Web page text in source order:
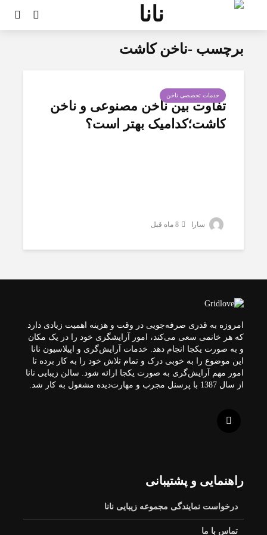
برچسب -ناخن کاشت
خدمات تخصصی ناخن
تفاوت بین ناخن مصنوعی و ناخن
کاشت؛کدامیک بهتر است؟
سارا 8 ماه قبل
امروزه به قدری صرفه‌جویی در وقت و هزینه اهمیت زیادی دارد
که هر خانمی سعی می‌کند، امور آرایشگری خود را در یک مکان
و به صورت یکجا انجام دهد. خدمات آرایش‌گری و اپیلاسیون نانا
این موضوع را به خوبی درک و تمام تلاش خود را به کار برده تا
امور مهم آرایش‌گری به صورت یکجا ارائه شود. سالن زیبایی نانا
از سال 1387 با پرسنل مجرب و مهارت‌دیده مشغول به کار شد.
راهنمایی و پشتیبانی
درخواست نمایندگی مجموعه زیبایی نانا
تماس با ما